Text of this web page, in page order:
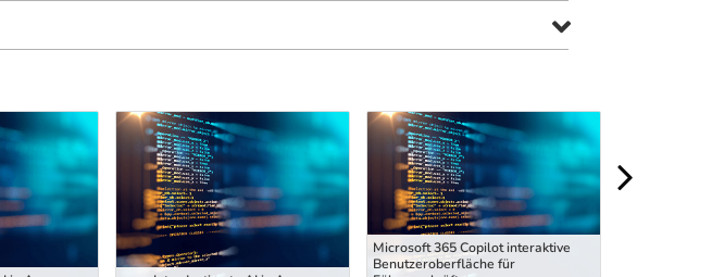
Microsoft 365 Copilot interaktive
Benutzeroberfläche für